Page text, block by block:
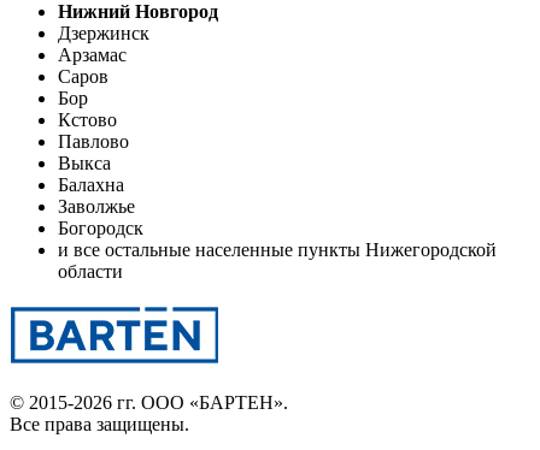
Нижний Новгород
Дзержинск
Арзамас
Саров
Бор
Кстово
Павлово
Выкса
Балахна
Заволжье
Богородск
и все остальные населенные пункты Нижегородской
области
© 2015-2026 гг. ООО «БАРТЕН».
Все права защищены.